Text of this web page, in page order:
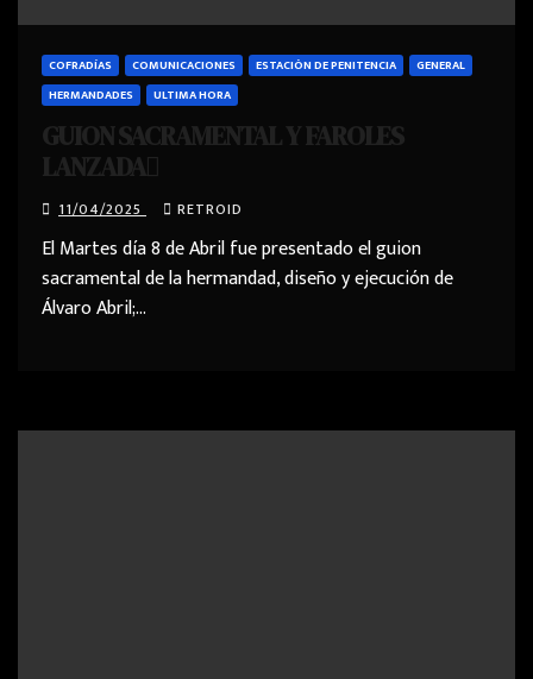
COFRADÍAS COMUNICACIONES ESTACIÓN DE PENITENCIA
GENERAL
HERMANDADES
ULTIMA HORA
GUION SACRAMENTAL Y FAROLES
LANZADA
11/04/2025 RETROID
El Martes día 8 de Abril fue presentado el guion
sacramental de la hermandad, diseño y ejecución de
Álvaro Abril;…